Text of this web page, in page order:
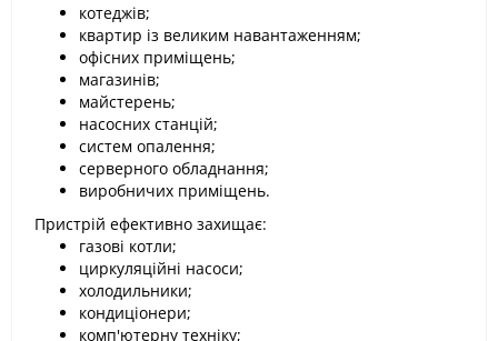
котеджів;
квартир із великим навантаженням;
офісних приміщень;
магазинів;
майстерень;
насосних станцій;
систем опалення;
серверного обладнання;
виробничих приміщень.
Пристрій ефективно захищає:
газові котли;
циркуляційні насоси;
холодильники;
кондиціонери;
комп'ютерну техніку;